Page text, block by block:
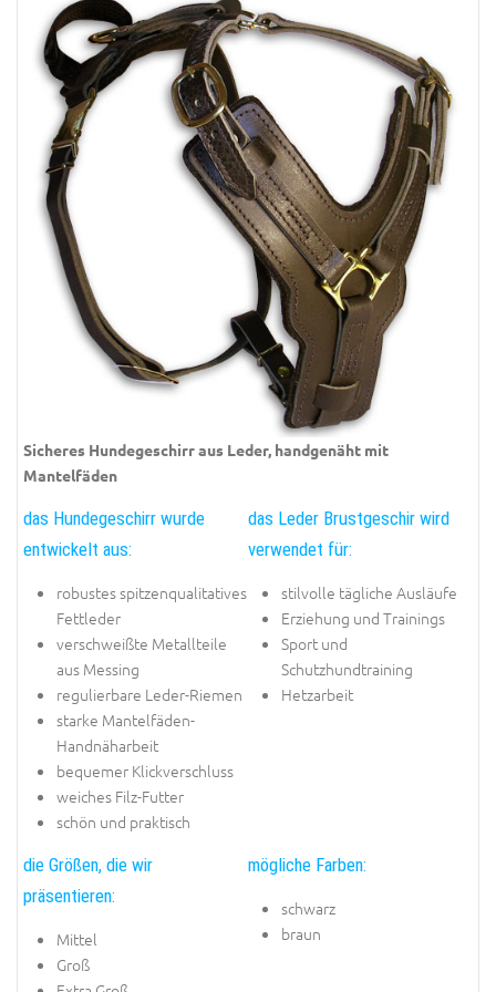
Sicheres Hundegeschirr aus Leder, handgenäht mit
Mantelfäden
das Hundegeschirr wurde
entwickelt aus:
robustes spitzenqualitatives
Fettleder
verschweißte Metallteile
aus Messing
regulierbare Leder-Riemen
starke Mantelfäden-
Handnäharbeit
bequemer Klickverschluss
weiches Filz-Futter
schön und praktisch
das Leder Brustgeschir wird
verwendet für:
stilvolle tägliche Ausläufe
Erziehung und Trainings
Sport und
Schutzhundtraining
Hetzarbeit
die Größen, die wir
präsentieren:
Mittel
Groß
mögliche Farben:
schwarz
braun